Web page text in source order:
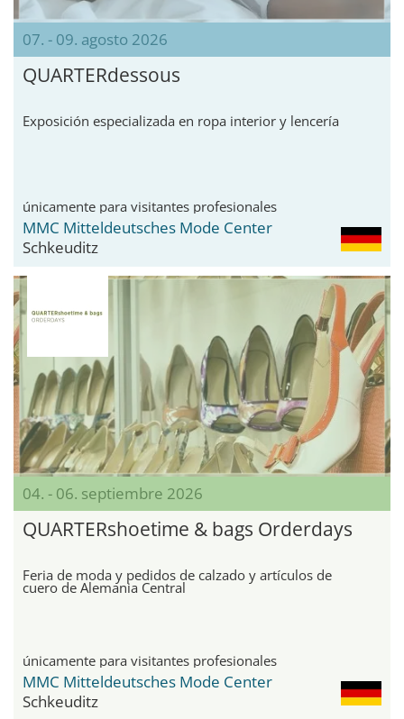
07. - 09. agosto 2026
QUARTERdessous
Exposición especializada en ropa interior y lencería
únicamente para visitantes profesionales
MMC Mitteldeutsches Mode Center
Schkeuditz
04. - 06. septiembre 2026
QUARTERshoetime & bags Orderdays
Feria de moda y pedidos de calzado y artículos de
cuero de Alemania Central
únicamente para visitantes profesionales
MMC Mitteldeutsches Mode Center
Schkeuditz